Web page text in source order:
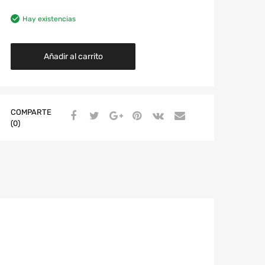
Hay existencias
Añadir al carrito
COMPARTE
(0)